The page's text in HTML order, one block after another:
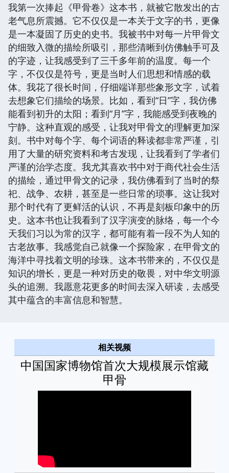
我第一次捧起《甲骨卷》这本书，就被它散发出的古
老气息所震撼。它不仅仅是一本关于文字的书，更像
是一本凝固了历史的史书。我被书中对每一片甲骨文
的细致入微的描绘所吸引，那些清晰到仿佛触手可及
的字迹，让我感受到了三千多年前的温度。每一个
字，不仅仅是符号，更是当时人们思想和情感的载
体。我花了很长时间，仔细端详那些象形文字，试着
去想象它们描绘的场景。比如，看到“日”字，我仿佛
能看到初升的太阳；看到“月”字，我能感受到夜晚的
宁静。这种直观的感受，让我对甲骨文的理解更加深
刻。书中对每个字、每个词语的释读都非常严谨，引
用了大量的研究资料和考古发现，让我看到了学者们
严谨的治学态度。我尤其喜欢书中对于商代社会生活
的描绘，通过甲骨文的记录，我仿佛看到了当时的祭
祀、战争、农耕，甚至是一些日常的琐事。这让我对
那个时代有了更鲜活的认识，不再是刻板印象中的历
史。这本书也让我看到了汉字演变的脉络，每一个今
天我们习以为常的汉字，都可能有着一段不为人知的
古老故事。我感觉自己就像一个探险家，在甲骨文的
海洋中寻找着文明的珍珠。这本书带来的，不仅仅是
知识的增长，更是一种对历史的敬畏，对中华文明源
头的追溯。我愿意花更多的时间去深入研读，去感受
其中蕴含的丰富信息和智慧。
相关视频
中国国家博物馆首次大规模展示馆藏
甲骨